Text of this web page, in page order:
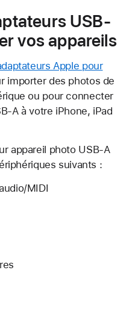
USB-
vos appareils
Apple pour
importer des photos de
ou pour connecter
A à votre iPhone, iPad
appareil photo USB-A
suivants :
MIDI